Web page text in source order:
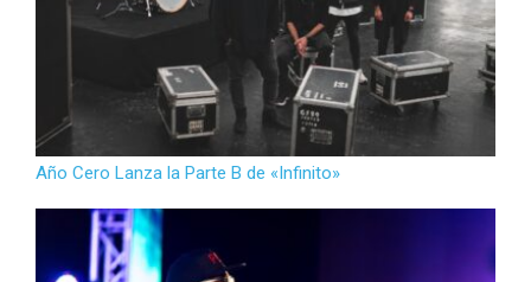
Año Cero Lanza la Parte B de «Infinito»